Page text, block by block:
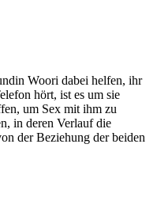
Woori dabei helfen, ihr
hört, ist es um sie
um Sex mit ihm zu
in deren Verlauf die
der Beziehung der beiden